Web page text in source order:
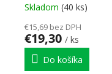
Skladom (40 ks)
€15,69 bez DPH
€19,30 / ks
Do košíka